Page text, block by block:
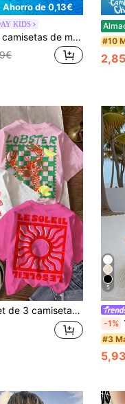
Ahorro de 0,13€
KIDS
Conjunto de 4 camisetas de manga corta con cuello redondo y estampado de cara sonriente para niñas, ropa de verano para estudiantes y niños pequeños - ¡Las camisetas de diseño lindo traen alegría y felicidad a cada niño! #10
estilo minimalista y casual para niña preadolescente, con estampado de vacaciones en la playa con estilo vintage. Adecuado para uso diario en todas las estaciones, escuela, salidas, calles, vacaciones, regreso a clases, primavera y verano. Cómodo, elegante, uso casual para niñas preadolescentes.
5
-1% 1
#3